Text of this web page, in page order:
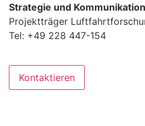
Strategie und Kommunikation
Projektträger
Tel: +49 228 447-154
Kontaktieren